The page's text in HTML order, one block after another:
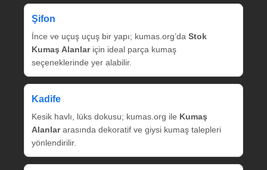
Şifon
İnce ve uçuş uçuş bir yapı; kumas.org’da Stok
Kumaş Alanlariçin ideal parça kumaş
seçeneklerinde yer alabilir.
Kadife
Kesik havlı, lüks dokusu; kumas.org ile Kumaş
Alanlararasında dekoratif ve giysi kumaş talepleri
yönlendirilir.